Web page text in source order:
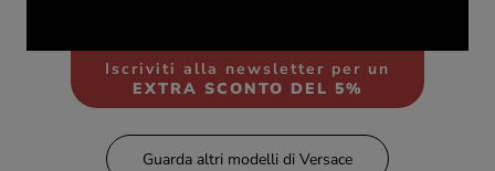
Iscriviti alla newsletter per un
EXTRA SCONTO DEL 5%
Guarda altri modelli di Versace